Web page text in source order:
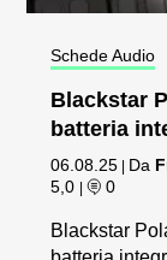
Schede Audio
Blackstar
batteria
06.08.25 Da
5,0
| 0
Blackstar